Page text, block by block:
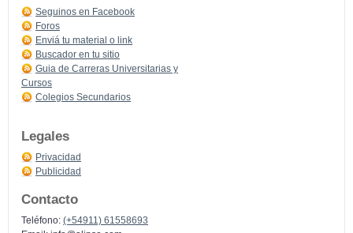
Seguinos en Facebook
Foros
Enviá tu material o link
Buscador en tu sitio
Guia de Carreras Universitarias y
Cursos
Colegios Secundarios
Legales
Privacidad
Publicidad
Contacto
Teléfono: (+54911) 61558693